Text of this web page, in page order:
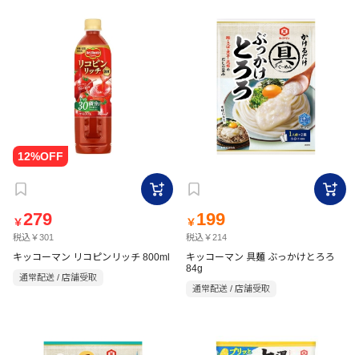
￥279
税込￥301
キッコーマン リコピンリッチ 800ml
通常配送 / 店舗受取
￥ 199
税込￥214
キッコーマン 具麺 ぶっかけとろろ
84g
通常配送 / 店舗受取